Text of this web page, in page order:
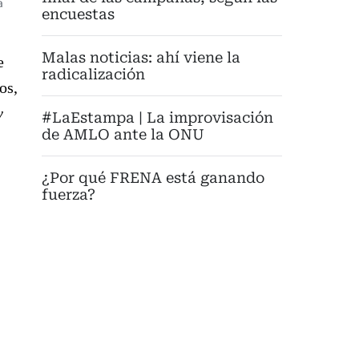
encuestas
Malas noticias: ahí viene la
radicalización
#LaEstampa | La improvisación
de AMLO ante la ONU
¿Por qué FRENA está ganando
fuerza?